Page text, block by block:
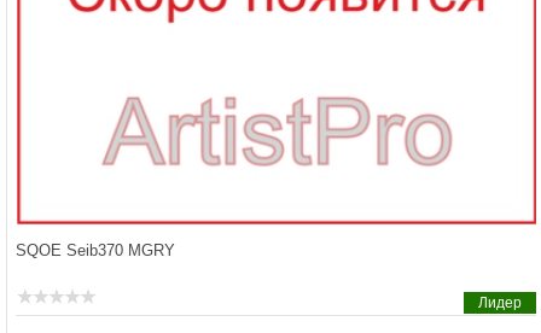
SQOE Seib370 MGRY
Лидер